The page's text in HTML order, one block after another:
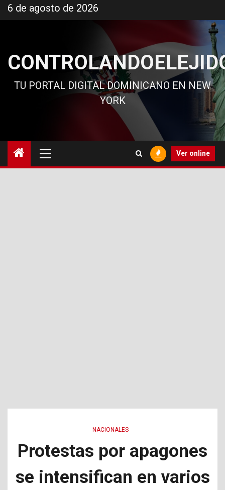
al
6 de agosto de 2026
TU PORTAL DIGITAL DOMINICANO EN NEW
YORK
principal
Ver online
NACIONALES
Protestas por apagones
se intensifican en varios